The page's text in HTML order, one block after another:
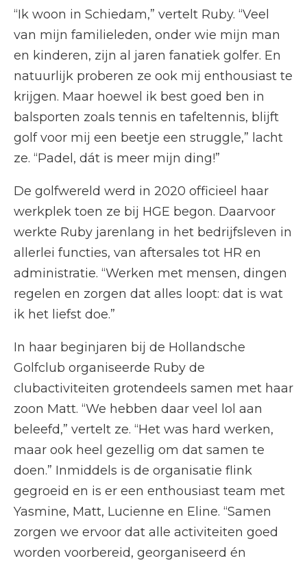
“Ik woon in Schiedam,” vertelt Ruby. “Veel
van mijn familieleden, onder wie mijn man
en kinderen, zijn al jaren fanatiek golfer. En
natuurlijk proberen ze ook mij enthousiast te
krijgen. Maar hoewel ik best goed ben in
balsporten zoals tennis en tafeltennis, blijft
golf voor mij een beetje een struggle,” lacht
ze. “Padel, dát is meer mijn ding!”
De golfwereld werd in 2020 officieel haar
werkplek toen ze bij HGE begon. Daarvoor
werkte Ruby jarenlang in het bedrijfsleven in
allerlei functies, van aftersales tot HR en
administratie. “Werken met mensen, dingen
regelen en zorgen dat alles loopt: dat is wat
ik het liefst doe.”
In haar beginjaren bij de Hollandsche
Golfclub organiseerde Ruby de
clubactiviteiten grotendeels samen met haar
zoon Matt. “We hebben daar veel lol aan
beleefd,” vertelt ze. “Het was hard werken,
maar ook heel gezellig om dat samen te
doen.” Inmiddels is de organisatie flink
gegroeid en is er een enthousiast team met
Yasmine, Matt, Lucienne en Eline. “Samen
zorgen we ervoor dat alle activiteiten goed
worden voorbereid, georganiseerd én